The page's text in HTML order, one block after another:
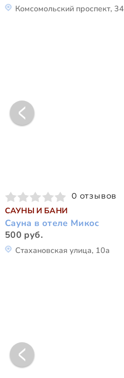
Комсомольский проспект, 34
0 отзывов
САУНЫ И БАНИ
Сауна в отеле Микос
500 руб.
Стахановская улица, 10а